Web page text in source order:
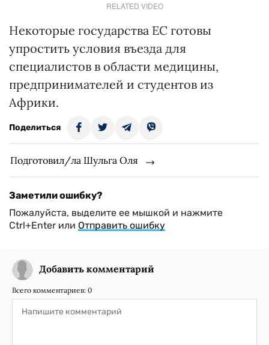
RELATED VIDEO
Некоторые государства ЕС готовы
упростить условия въезда для
специалистов в области медицины,
предпринимателей и студентов из
Африки.
Поделиться
Подготовил/ла Шульга Оля
Заметили ошибку?
Пожалуйста, выделите ее мышкой и нажмите
Ctrl+Enter или Отправить ошибку
Добавить комментарий
Всего комментариев: 0